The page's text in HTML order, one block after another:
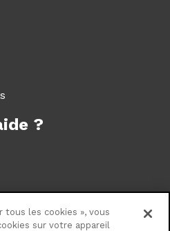
?
tous les cookies », vous
sur votre appareil